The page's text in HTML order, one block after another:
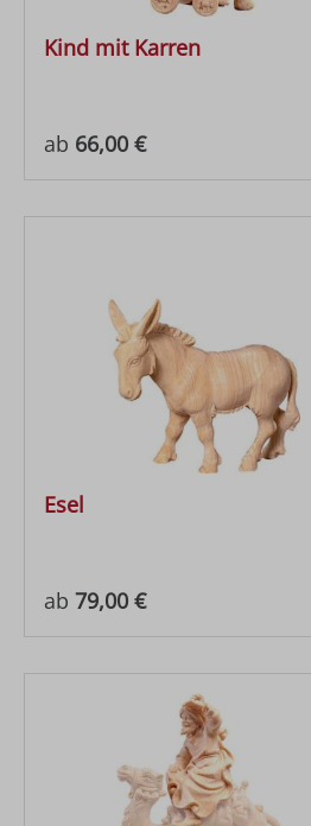
Kind mit Karren
Regulärer Preis:
ab 66,00 €
Esel
Regulärer Preis:
ab 79,00 €